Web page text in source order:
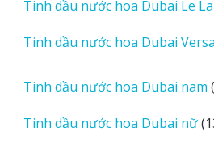
Tinh dầu nước hoa Dubai Le
Tinh dầu nước hoa Dubai
Tinh dầu nước hoa Dubai nam
Tinh dầu nước hoa Dubai nữ